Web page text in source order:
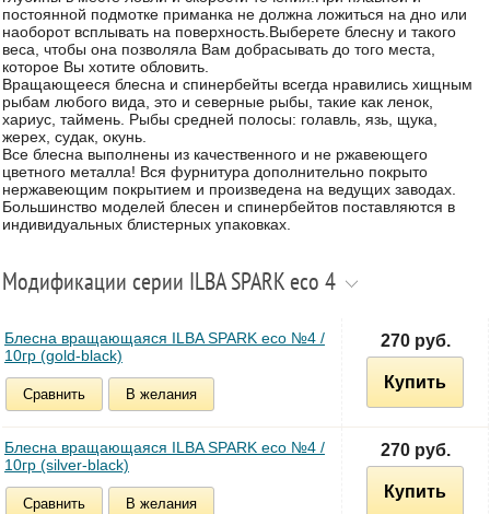
постоянной подмотке приманка не должна ложиться на дно или
наоборот всплывать на поверхность.Выберете блесну и такого
веса, чтобы она позволяла Вам добрасывать до того места,
которое Вы хотите обловить.
Вращающееся блесна и спинербейты всегда нравились хищным
рыбам любого вида, это и северные рыбы, такие как ленок,
хариус, таймень. Рыбы средней полосы: голавль, язь, щука,
жерех, судак, окунь.
Все блесна выполнены из качественного и не ржавеющего
цветного металла! Вся фурнитура дополнительно покрыто
нержавеющим покрытием и произведена на ведущих заводах.
Большинство моделей блесен и спинербейтов поставляются в
индивидуальных блистерных упаковках.
Модификации серии ILBA SPARK eco 4
Блесна вращающаяся ILBA SPARK eco №4 /
10гр (gold-black)
Сравнить В желания
270 руб.
Купить
Блесна вращающаяся ILBA SPARK eco №4 /
10гр (silver-black)
Сравнить В желания
270 руб.
Купить